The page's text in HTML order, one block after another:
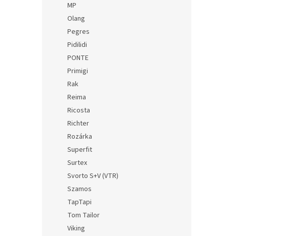
MP
Olang
Pegres
Pidilidi
PONTE
Primigi
Rak
Reima
Ricosta
Richter
Rozárka
Superfit
Surtex
Svorto S+V (VTR)
Szamos
TapTapi
Tom Tailor
Viking